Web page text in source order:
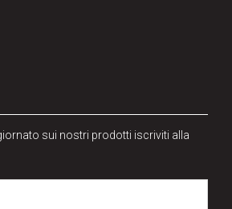
sui nostri prodotti iscriviti alla